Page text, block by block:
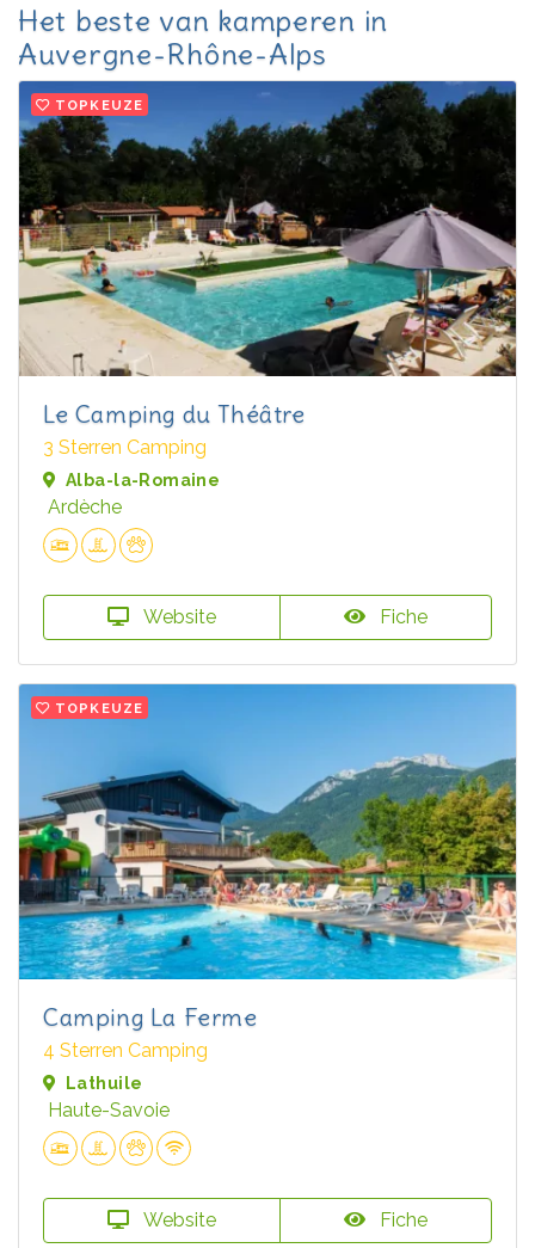
Het beste van kamperen in
Auvergne-Rhône-Alps
TOPKEUZE
Le Camping du Théâtre
3 Sterren Camping
Alba-la-Romaine
Ardèche
Website Fiche
TOPKEUZE
Camping La Ferme
4 Sterren Camping
Lathuile
Haute-Savoie
Website Fiche